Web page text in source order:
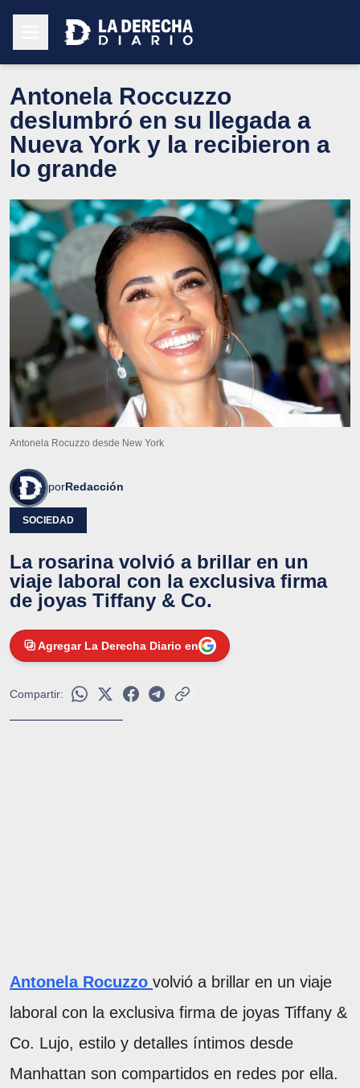
Antonela Roccuzzo
deslumbró en su llegada a
Nueva York y la recibieron a
lo grande
Antonela Rocuzzo desde New York
porRedacción
SOCIEDAD
La rosarina volvió a brillar en un
viaje laboral con la exclusiva firma
de joyas Tiffany & Co.
Agregar La Derecha Diario en
Compartir:
Antonela Rocuzzo volvió a brillar en un viaje
laboral con la exclusiva firma de joyas Tiffany &
Co. Lujo, estilo y detalles íntimos desde
Manhattan son compartidos en redes por ella.